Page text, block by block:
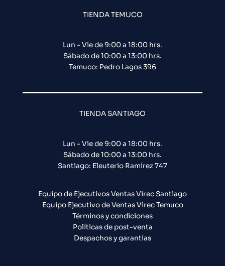
TIENDA TEMUCO
Lun - Vie de 9:00 a 18:00 hrs.
Sábado de 10:00 a 13:00 hrs.
Temuco: Pedro Lagos 396
TIENDA SANTIAGO
Lun - Vie de 9:00 a 18:00 hrs.
Sábado de 10:00 a 13:00 hrs.
Santiago: Eleuterio Ramírez 747​
Equipo de Ejecutivos Ventas Virec Santiago
Equipo Ejecutivo de Ventas Virec Temuco
Términos y condiciones
Políticas de post-venta
Despachos y garantías